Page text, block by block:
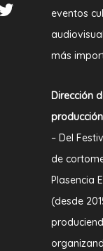
eventos
más
Dirección
– Del
de
Plasencia
(desde